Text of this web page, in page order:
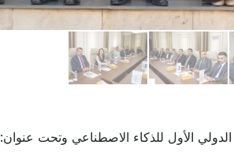
الأول للذكاء الاصطناعي وتحت عنوان: